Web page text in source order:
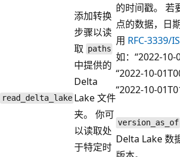
read_delta_lake
添加转换
步骤以读
取 paths
中提供的
Delta
Lake 文件
夹。 你可
以读取处
于特定时
的时间戳。 若
点的数据，日
用 RFC-3339/
如：“2022-10-
“2022-10-
“2022-10-
version_as_of
Delta Lake 数